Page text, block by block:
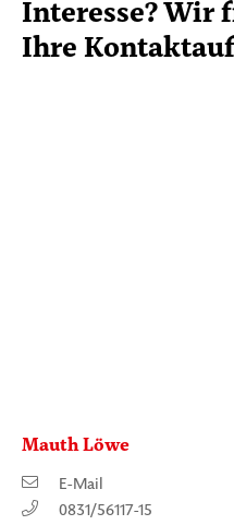
Interesse? Wir
Ihre
Mauth Löwe
E-Mail
0831/56117-15